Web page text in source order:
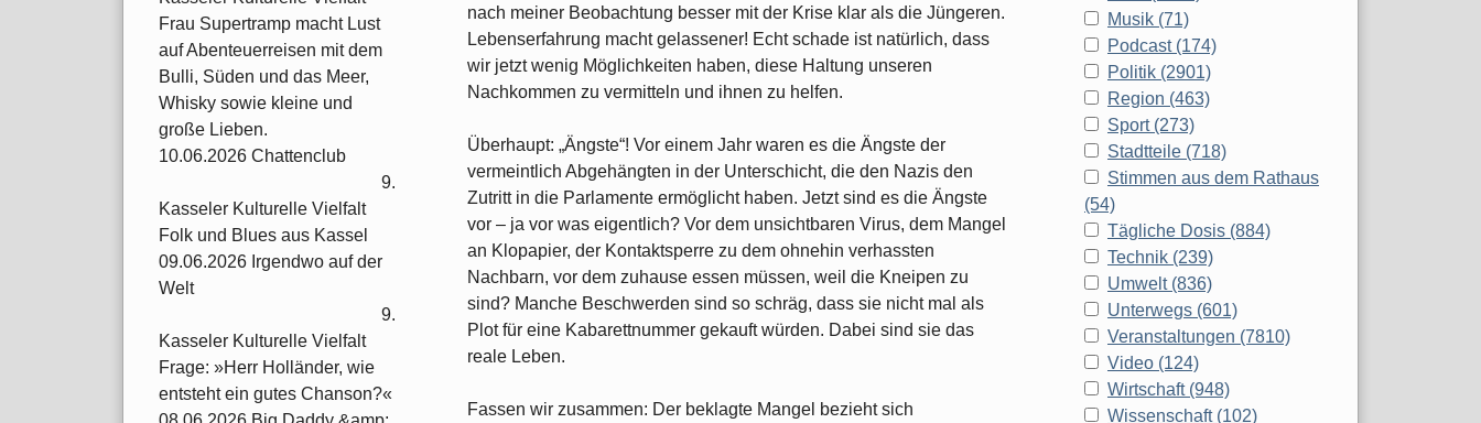
nach meiner Beobachtung besser mit der Krise klar als die Jüngeren.
Lebenserfahrung macht gelassener! Echt schade ist natürlich, dass
wir jetzt wenig Möglichkeiten haben, diese Haltung unseren
Nachkommen zu vermitteln und ihnen zu helfen.
Überhaupt: „Ängste“! Vor einem Jahr waren es die Ängste der
vermeintlich Abgehängten in der Unterschicht, die den Nazis den
Zutritt in die Parlamente ermöglicht haben. Jetzt sind es die Ängste
vor – ja vor was eigentlich? Vor dem unsichtbaren Virus, dem Mangel
an Klopapier, der Kontaktsperre zu dem ohnehin verhassten
Nachbarn, vor dem zuhause essen müssen, weil die Kneipen zu
sind? Manche Beschwerden sind so schräg, dass sie nicht mal als
Plot für eine Kabarettnummer gekauft würden. Dabei sind sie das
reale Leben.
Fassen wir zusammen: Der beklagte Mangel bezieht sich
Frau Supertramp macht Lust
auf Abenteuerreisen mit dem
Bulli, Süden und das Meer,
Whisky sowie kleine und
große Lieben.
10.06.2026 Chattenclub
9.
Kasseler Kulturelle Vielfalt
Folk und Blues aus Kassel
09.06.2026 Irgendwo auf der
Welt
9.
Kasseler Kulturelle Vielfalt
Frage: »Herr Holländer, wie
entsteht ein gutes Chanson?«
Musik (71)
Podcast (174)
Politik (2901)
Region (463)
Sport (273)
Stadtteile (718)
Stimmen aus dem Rathaus
(54)
Tägliche Dosis (884)
Technik (239)
Umwelt (836)
Unterwegs (601)
Veranstaltungen (7810)
Video (124)
Wirtschaft (948)
Wissenschaft (102)